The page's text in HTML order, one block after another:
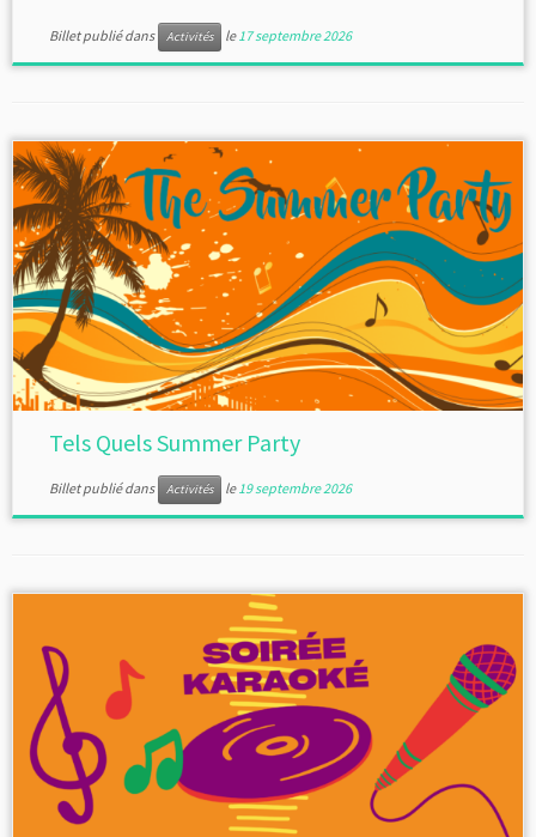
Billet publié dans Activités le 17 septembre 2026
Tels Quels Summer Party
Billet publié dans Activités le 19 septembre 2026